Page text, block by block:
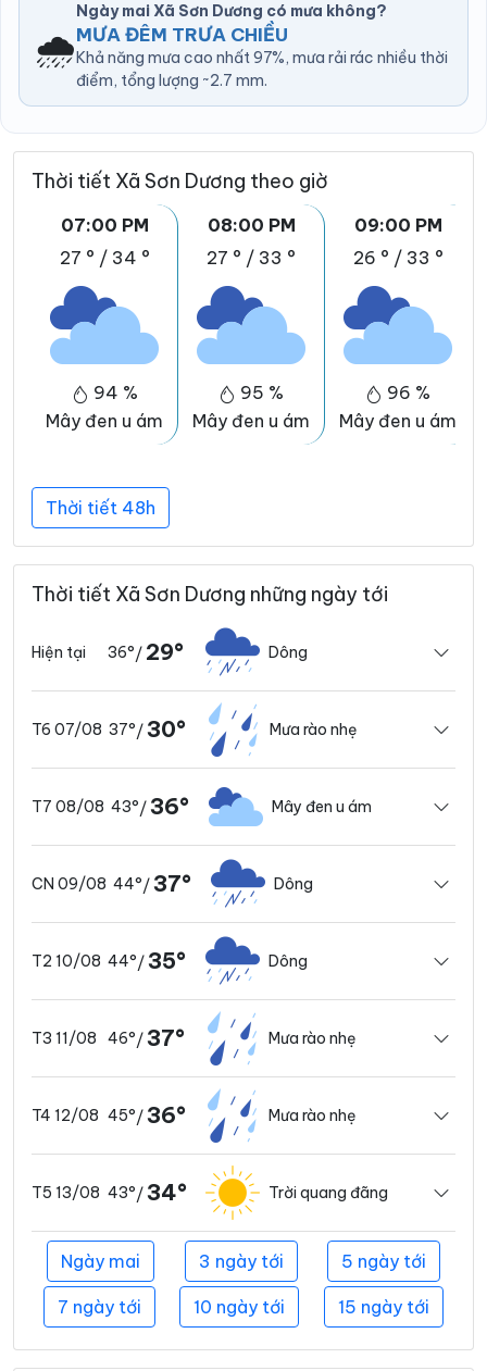
🌧️
Ngày mai Xã Sơn Dương có mưa không?
MƯA ĐÊM TRƯA CHIỀU
Khả năng mưa cao nhất 97%, mưa rải rác nhiều thời
điểm, tổng lượng ~2.7 mm.
Thời tiết Xã Sơn Dương theo giờ
07:00 PM
27 ° / 34 °
94 %
Mây đen u ám
08:00 PM
27 ° / 33 °
95 %
Mây đen u ám
09:00 PM
26 ° / 33 °
96 %
Mây đen u ám
Thời tiết 48h
Thời tiết Xã Sơn Dương những ngày tới
Hiện tại 36°/ 29° Dông
T6 07/08 37°/ 30° Mưa rào nhẹ
T7 08/08 43°/ 36° Mây đen u ám
CN 09/08 44°/ 37° Dông
T2 10/08 44°/ 35° Dông
T3 11/08 46°/ 37° Mưa rào nhẹ
T4 12/08 45°/ 36° Mưa rào nhẹ
T5 13/08 43°/ 34° Trời quang đãng
Ngày mai 3 ngày tới 5 ngày tới
7 ngày tới 10 ngày tới 15 ngày tới